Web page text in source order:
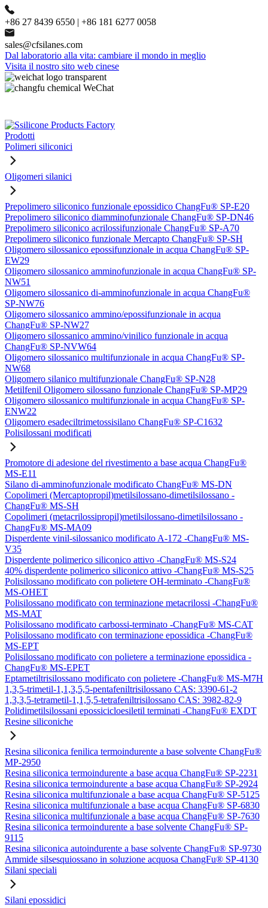
+86 27 8439 6550 | +86 181 6277 0058
sales@cfsilanes.com
Dal laboratorio alla vita: cambiare il mondo in meglio
Visita il nostro sito web cinese
Prodotti
Polimeri siliconici
Oligomeri silanici
Prepolimero siliconico funzionale epossidico ChangFu® SP-E20
Prepolimero siliconico diamminofunzionale ChangFu® SP-DN46
Prepolimero siliconico acrilossifunzionale ChangFu® SP-A70
Prepolimero siliconico funzionale Mercapto ChangFu® SP-SH
Oligomero silossanico epossifunzionale in acqua ChangFu® SP-
EW29
Oligomero silossanico amminofunzionale in acqua ChangFu® SP-
NW51
Oligomero silossanico di-amminofunzionale in acqua ChangFu®
SP-NW76
Oligomero silossanico ammino/epossifunzionale in acqua
ChangFu® SP-NW27
Oligomero silossanico ammino/vinilico funzionale in acqua
ChangFu® SP-NVW64
Oligomero silossanico multifunzionale in acqua ChangFu® SP-
NW68
Oligomero silanico multifunzionale ChangFu® SP-N28
Metilfenil Oligomero silossano funzionale ChangFu® SP-MP29
Oligomero silossanico multifunzionale in acqua ChangFu® SP-
ENW22
Oligomero esadeciltrimetossisilano ChangFu® SP-C1632
Polisilossani modificati
Promotore di adesione del rivestimento a base acqua ChangFu®
MS-E11
Silano di-amminofunzionale modificato ChangFu® MS-DN
Copolimeri (Mercaptopropil)metilsilossano-dimetilsilossano -
ChangFu® MS-SH
Copolimeri (metacrilossipropil)metilsilossano-dimetilsilossano -
ChangFu® MS-MA09
Disperdente vinil-silossanico modificato A-172 -ChangFu® MS-
V35
Disperdente polimerico siliconico attivo -ChangFu® MS-S24
40% disperdente polimerico siliconico attivo -ChangFu® MS-S25
Polisilossano modificato con polietere OH-terminato -ChangFu®
MS-OHET
Polisilossano modificato con terminazione metacrilossi -ChangFu®
MS-MAT
Polisilossano modificato carbossi-terminato -ChangFu® MS-CAT
Polisilossano modificato con terminazione epossidica -ChangFu®
MS-EPT
Polisilossano modificato con polietere a terminazione epossidica -
ChangFu® MS-EPET
Eptametiltrisilossano modificato con polietere -ChangFu® MS-M7H
1,3,5-trimetil-1,1,3,5,5-pentafeniltrisilossano CAS: 3390-61-2
1,3,3,5-tetrametil-1,1,5,5-tetrafeniltrisilossano CAS: 3982-82-9
Polidimetilsilossani epossicicloesiletil terminati -ChangFu® EXDT
Resine siliconiche
Resina siliconica fenilica termoindurente a base solvente ChangFu®
MP-2950
Resina siliconica termoindurente a base acqua ChangFu® SP-2231
Resina siliconica termoindurente a base acqua ChangFu® SP-2924
Resina siliconica multifunzionale a base acqua ChangFu® SP-5125
Resina siliconica multifunzionale a base acqua ChangFu® SP-6830
Resina siliconica multifunzionale a base acqua ChangFu® SP-7630
Resina siliconica termoindurente a base solvente ChangFu® SP-
9115
Resina siliconica autoindurente a base solvente ChangFu® SP-9730
Ammide silsesquiossano in soluzione acquosa ChangFu® SP-4130
Silani speciali
Silani epossidici